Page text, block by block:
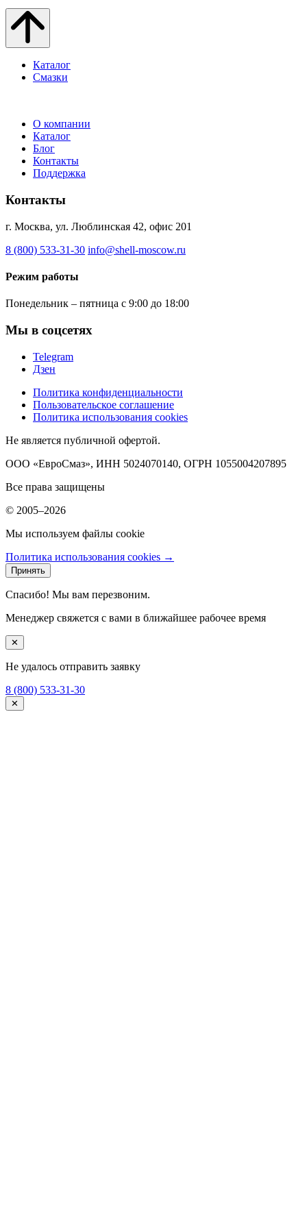
Каталог
Смазки
О компании
Каталог
Блог
Контакты
Поддержка
Контакты
г. Москва, ул. Люблинская 42, офис 201
8 (800) 533-31-30 info@shell-moscow.ru
Режим работы
Понедельник – пятница с 9:00 до 18:00
Мы в соцсетях
Telegram
Дзен
Политика конфиденциальности
Пользовательское соглашение
Политика использования cookies
Не является публичной офертой.
ООО «ЕвроСмаз», ИНН 5024070140, ОГРН 1055004207895
Все права защищены
© 2005–2026
Мы используем файлы cookie
Политика использования cookies →
Принять
Спасибо! Мы вам перезвоним.
Менеджер свяжется с вами в ближайшее рабочее время
✕
Не удалось отправить заявку
8 (800) 533-31-30
✕